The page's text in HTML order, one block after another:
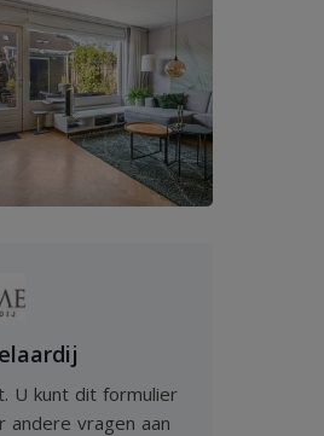
U kunt dit formulier
andere vragen aan